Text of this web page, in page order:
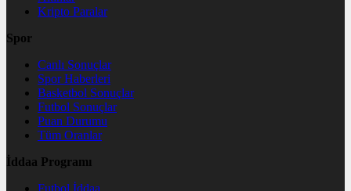
Kripto Paralar
Spor
Canlı Sonuçlar
Spor Haberleri
Basketbol Sonuçlar
Futbol Sonuçlar
Puan Durumu
Tüm Oranlar
İddaa Programı
Futbol İddaa